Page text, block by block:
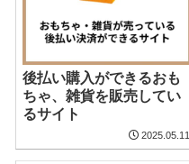
後払い購入ができるおも
ちゃ、雑貨を販売してい
るサイト
2025.05.11